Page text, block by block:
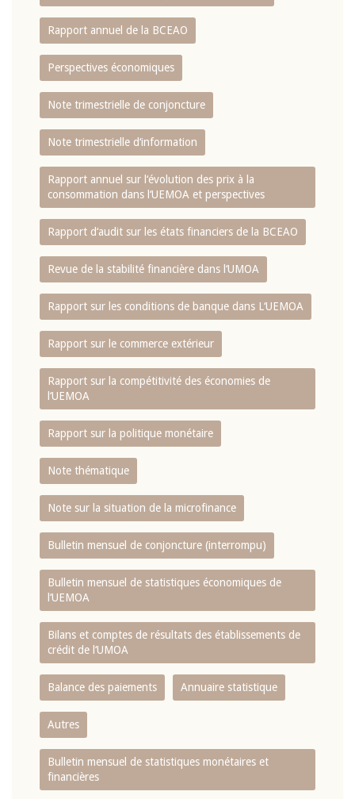
Rapport annuel de la BCEAO
Perspectives économiques
Note trimestrielle de conjoncture
Note trimestrielle d‘information
Rapport annuel sur l‘évolution des prix à la
consommation dans l‘UEMOA et perspectives
Rapport d‘audit sur les états financiers de la BCEAO
Revue de la stabilité financière dans l‘UMOA
Rapport sur les conditions de banque dans L‘UEMOA
Rapport sur le commerce extérieur
Rapport sur la compétitivité des économies de
l‘UEMOA
Rapport sur la politique monétaire
Note thématique
Note sur la situation de la microfinance
Bulletin mensuel de conjoncture (interrompu)
Bulletin mensuel de statistiques économiques de
l‘UEMOA
Bilans et comptes de résultats des établissements de
crédit de l‘UMOA
Balance des paiements Annuaire statistique
Autres
Bulletin mensuel de statistiques monétaires et
financières